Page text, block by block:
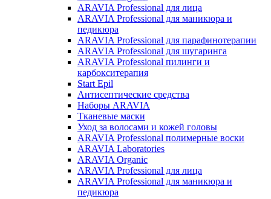
ARAVIA Professional для лица
ARAVIA Professional для маникюра и
педикюра
ARAVIA Professional для парафинотерапии
ARAVIA Professional для шугаринга
ARAVIA Professional пилинги и
карбокситерапия
Start Epil
Антисептические средства
Наборы ARAVIA
Тканевые маски
Уход за волосами и кожей головы
ARAVIA Professional полимерные воски
ARAVIA Laboratories
ARAVIA Organic
ARAVIA Professional для лица
ARAVIA Professional для маникюра и
педикюра